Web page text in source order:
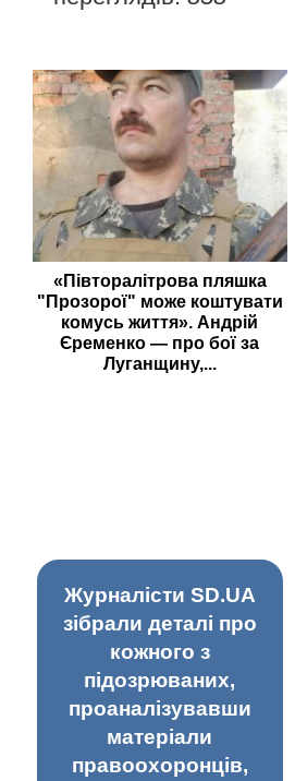
«Півторалітрова пляшка
"Прозорої" може коштувати
комусь життя». Андрій
Єременко — про бої за
Луганщину,...
Журналісти SD.UA
зібрали деталі про
кожного з
підозрюваних,
проаналізувавши
матеріали
правоохоронців,